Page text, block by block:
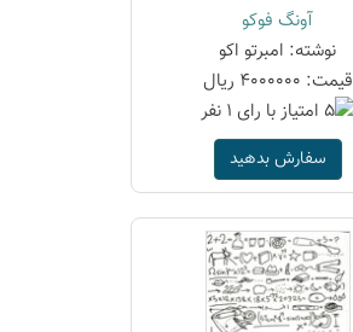
آونگ فوکو
نوشته: امبرتو اکو
قیمت: 4000000 ریال
سفارش بدهید